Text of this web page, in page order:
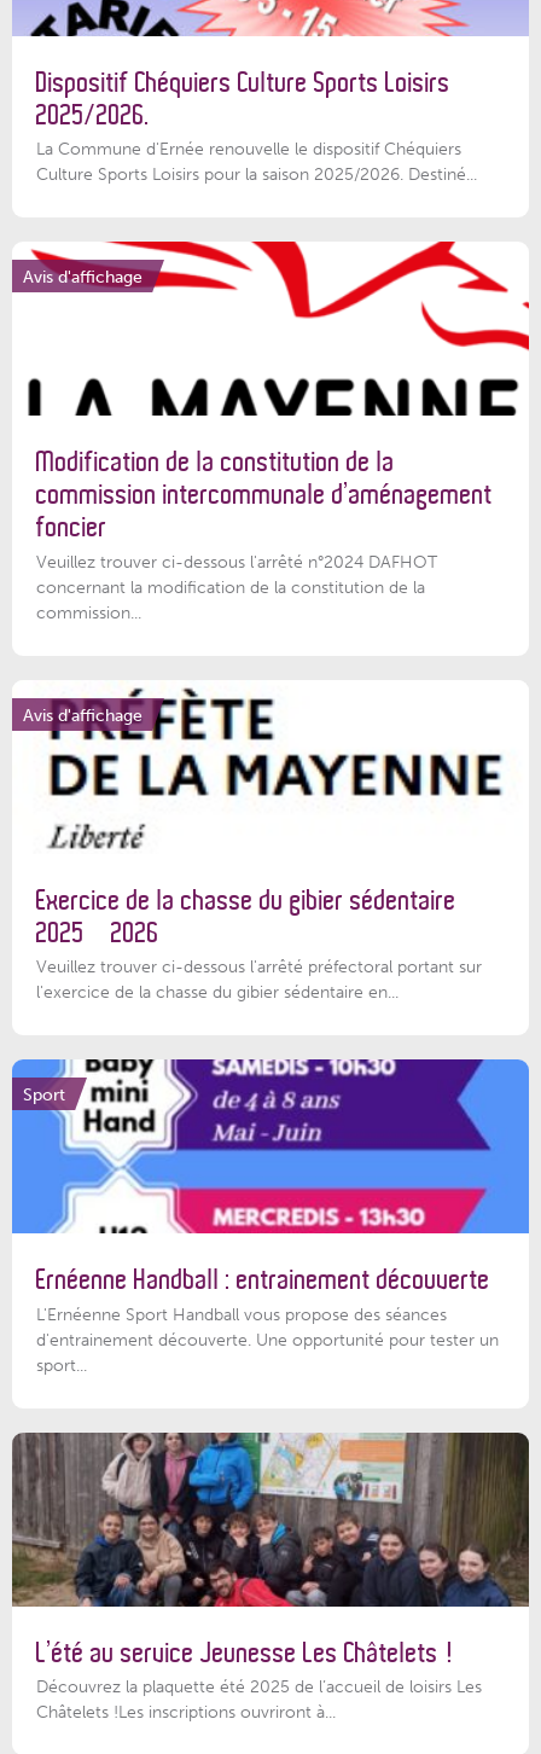
Dispositif Chéquiers Culture Sports Loisirs
2025/2026.
La Commune d'Ernée renouvelle le dispositif Chéquiers
Culture Sports Loisirs pour la saison 2025/2026. Destiné...
Avis d'affichage
Modification de la constitution de la
commission intercommunale d’aménagement
foncier
Veuillez trouver ci-dessous l'arrêté n°2024 DAFHOT
concernant la modification de la constitution de la
commission...
Avis d'affichage
Exercice de la chasse du gibier sédentaire
2025 – 2026
Veuillez trouver ci-dessous l'arrêté préfectoral portant sur
l'exercice de la chasse du gibier sédentaire en...
Sport
Ernéenne Handball : entrainement découverte
L'Ernéenne Sport Handball vous propose des séances
d'entrainement découverte. Une opportunité pour tester un
sport...
L’été au service Jeunesse Les Châtelets !
Découvrez la plaquette été 2025 de l’accueil de loisirs Les
Châtelets !Les inscriptions ouvriront à...